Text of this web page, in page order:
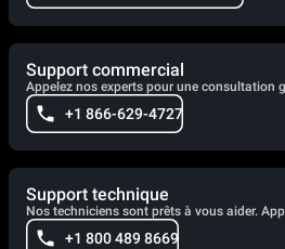
Support commercial
Appelez nos experts pour une consultation
+1 866-629-4727
Support technique
Nos techniciens sont prêts à vous aider.
+1 800 489 8669